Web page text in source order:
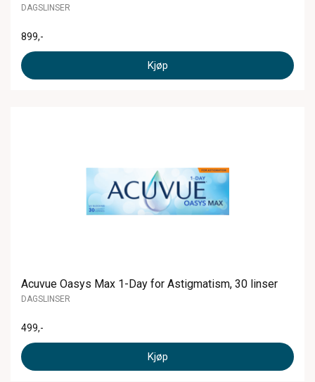
DAGSLINSER
899,-
Kjøp
Acuvue Oasys Max 1-Day for Astigmatism, 30 linser
DAGSLINSER
499,-
Kjøp